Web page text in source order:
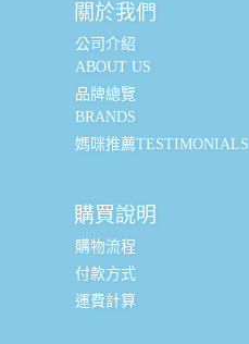
關於我們
公司介紹
ABOUT US
品牌總覽
BRANDS
媽咪推薦TESTIMONIALS
購買說明
購物流程
付款方式
運費計算